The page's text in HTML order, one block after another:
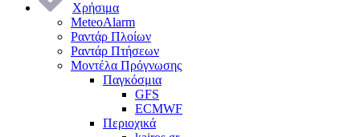
Χρήσιμα
MeteoAlarm
Ραντάρ Πλοίων
Ραντάρ Πτήσεων
Μοντέλα Πρόγνωσης
Παγκόσμια
GFS
ECMWF
Περιοχικά